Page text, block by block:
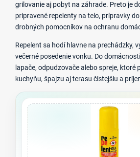
grilovanie aj pobyt na záhrade. Preto je
pripravené repelenty na telo, prípravky
drobných pomocníkov na ochranu
Repelent sa hodí hlavne na prechádzky,
večerné posedenie vonku. Do
lapače, odpudzovače alebo spreje, ktoré
kuchyňu, špajzu aj terasu čistejšiu a